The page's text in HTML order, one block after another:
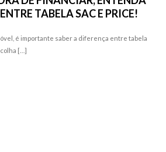
TABELA SAC E PRICE!
é importante saber a diferença entre tabela
[…]